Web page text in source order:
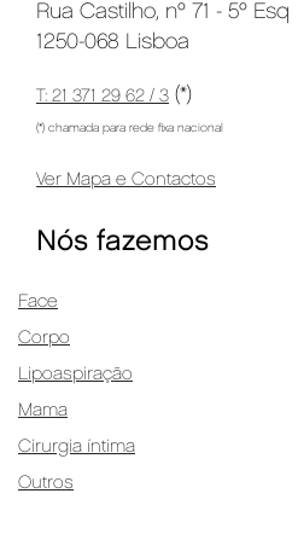
Rua Castilho, nº 71 - 5º Esq
1250-068 Lisboa
T: 21 371 29 62 / 3 (*)
(*) chamada para rede fixa nacional
Ver Mapa e Contactos
Nós fazemos
Face
Corpo
Lipoaspiração
Mama
Cirurgia íntima
Outros